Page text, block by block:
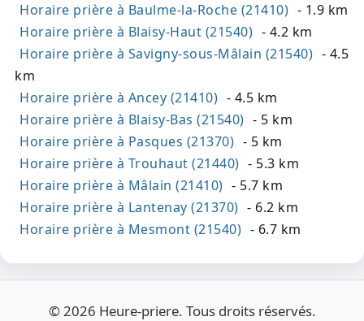
Horaire prière à Baulme-la-Roche (21410) - 1.9 km
Horaire prière à Blaisy-Haut (21540) - 4.2 km
Horaire prière à Savigny-sous-Mâlain (21540) - 4.5
km
Horaire prière à Ancey (21410) - 4.5 km
Horaire prière à Blaisy-Bas (21540) - 5 km
Horaire prière à Pasques (21370) - 5 km
Horaire prière à Trouhaut (21440) - 5.3 km
Horaire prière à Mâlain (21410) - 5.7 km
Horaire prière à Lantenay (21370) - 6.2 km
Horaire prière à Mesmont (21540) - 6.7 km
© 2026 Heure-priere. Tous droits réservés.